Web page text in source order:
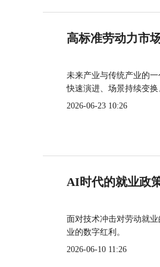
高标准劳动力市
未来产业与传统产业的
快速演进、场景持续变换
2026-06-23 10:26
AI时代的就业政
面对技术冲击对劳动就
业的数字红利。
2026-06-10 11:26